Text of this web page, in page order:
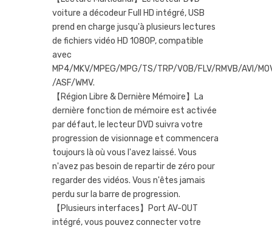
voiture a décodeur Full HD intégré, USB
prend en charge jusqu'à plusieurs lectures
de fichiers vidéo HD 1080P, compatible
avec
MP4/MKV/MPEG/MPG/TS/TRP/VOB/FLV/RMVB/AVI/
/ASF/WMV.
【Région Libre & Dernière Mémoire】La
dernière fonction de mémoire est activée
par défaut, le lecteur DVD suivra votre
progression de visionnage et commencera
toujours là où vous l'avez laissé. Vous
n'avez pas besoin de repartir de zéro pour
regarder des vidéos. Vous n'êtes jamais
perdu sur la barre de progression.
【Plusieurs interfaces】Port AV-OUT
intégré, vous pouvez connecter votre